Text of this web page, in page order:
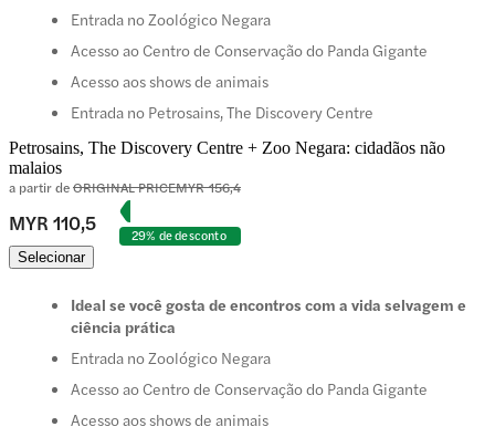
Entrada no Zoológico Negara
Acesso ao Centro de Conservação do Panda Gigante
Acesso aos shows de animais
Entrada no Petrosains, The Discovery Centre
Petrosains, The Discovery Centre + Zoo Negara: cidadãos não
malaios
a partir deORIGINAL PRICEMYR 156,4
MYR 110,5
29% de desconto
Selecionar
Ideal se você gosta de encontros com a vida selvagem e
ciência prática
Entrada no Zoológico Negara
Acesso ao Centro de Conservação do Panda Gigante
Acesso aos shows de animais